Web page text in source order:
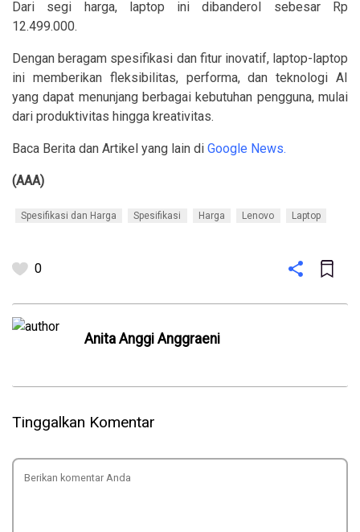
Dari segi harga, laptop ini dibanderol sebesar Rp
12.499.000.
Dengan beragam spesifikasi dan fitur inovatif, laptop-laptop
ini memberikan fleksibilitas, performa, dan teknologi AI
yang dapat menunjang berbagai kebutuhan pengguna, mulai
dari produktivitas hingga kreativitas.
Baca Berita dan Artikel yang lain di Google News.
(AAA)
Spesifikasi dan Harga Spesifikasi Harga Lenovo Laptop
0
Anita Anggi Anggraeni
Tinggalkan Komentar